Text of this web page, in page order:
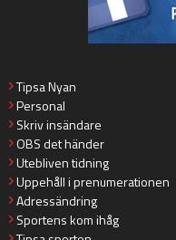
Tipsa Nyan
Personal
Skriv insändare
OBS det händer
Utebliven tidning
Uppehåll i prenumerationen
Adressändring
Sportens kom ihåg